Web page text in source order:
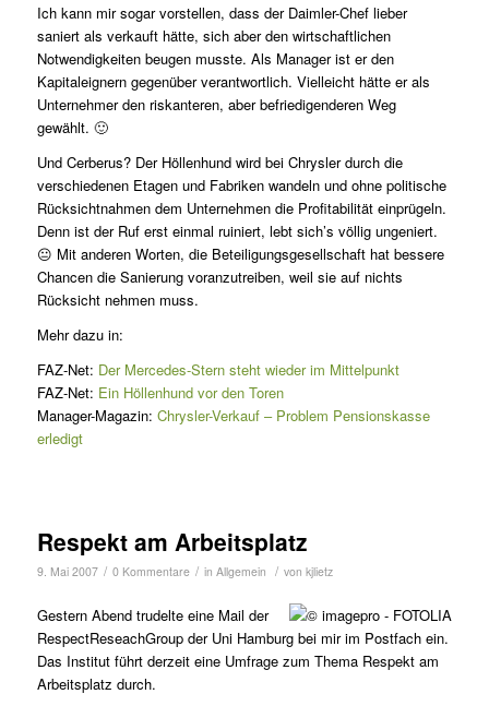
Ich kann mir sogar vorstellen, dass der Daimler-Chef lieber
saniert als verkauft hätte, sich aber den wirtschaftlichen
Notwendigkeiten beugen musste. Als Manager ist er den
Kapitaleignern gegenüber verantwortlich. Vielleicht hätte er als
Unternehmer den riskanteren, aber befriedigenderen Weg
gewählt. 🙂
Und Cerberus? Der Höllenhund wird bei Chrysler durch die
verschiedenen Etagen und Fabriken wandeln und ohne politische
Rücksichtnahmen dem Unternehmen die Profitabilität einprügeln.
Denn ist der Ruf erst einmal ruiniert, lebt sich’s völlig ungeniert.
😐 Mit anderen Worten, die Beteiligungsgesellschaft hat bessere
Chancen die Sanierung voranzutreiben, weil sie auf nichts
Rücksicht nehmen muss.
Mehr dazu in:
FAZ-Net: Der Mercedes-Stern steht wieder im Mittelpunkt
FAZ-Net: Ein Höllenhund vor den Toren
Manager-Magazin: Chrysler-Verkauf – Problem Pensionskasse
erledigt
Respekt am Arbeitsplatz
9. Mai 2007 / 0 Kommentare / in Allgemein / von kjlietz
Gestern Abend trudelte eine Mail der
RespectReseachGroup der Uni Hamburg bei mir im Postfach ein.
Das Institut führt derzeit eine Umfrage zum Thema Respekt am
Arbeitsplatz durch.